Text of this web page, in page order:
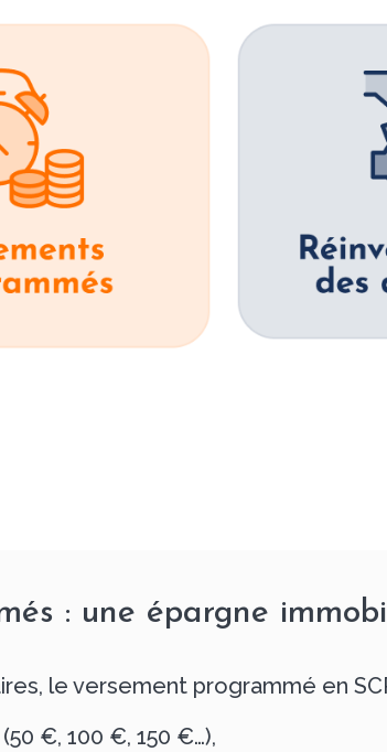
: une épargne
le versement programmé en
€, 100 €, 150 €…),